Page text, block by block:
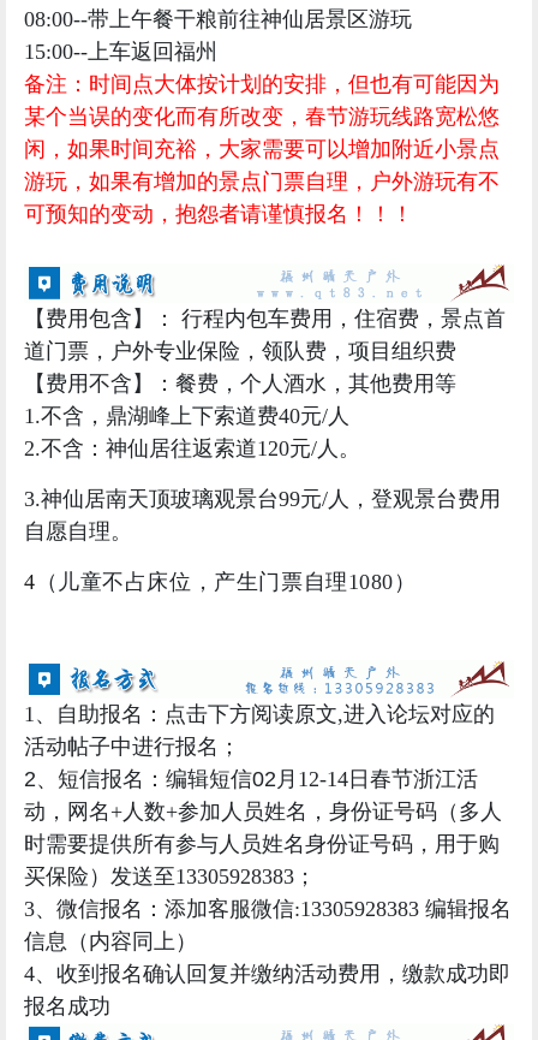
08:00--带上午餐干粮前往神仙居景区游玩
15:00--上车返回福州
备注：时间点大体按计划的安排，但也有可能因为
某个当误的变化而有所改变，春节游玩线路宽松悠
闲，如果时间充裕，大家需要可以增加附近小景点
游玩，如果有增加的景点门票自理，户外游玩有不
可预知的变动，抱怨者请谨慎报名！！！
【 费用包含 】： 行程内包车费用，住宿费，景点首
道门票，户外专业保险，领队费，项目组织费
【 费用不含 】：餐费， 个人酒水，其他费用等
1.不含，鼎湖峰上下索道费40元/人
2.不含：神仙居往返索道120元/人。
3.神仙居南天顶玻璃观景台99元/人，登观景台费用
自愿自理。
4 （ 儿童不占床位，产生门票自理1080）
1、自助报名：点击下方阅读原文,进入论坛对应的
活动帖子中进行报名；
2、短信报名：编辑短信02 月12-14日春节浙江活
动，网名+人数+参加人员姓名，身份证号码（多人
时需要提供所有参与人员姓名身份证号码，用于购
买保险）发送至13305928383；
3、微信报名：添加客服微信:13305928383 编辑报名
信息（内容同上）
4、收到报名确认回复并缴纳活动费用，缴款成功即
报名成功